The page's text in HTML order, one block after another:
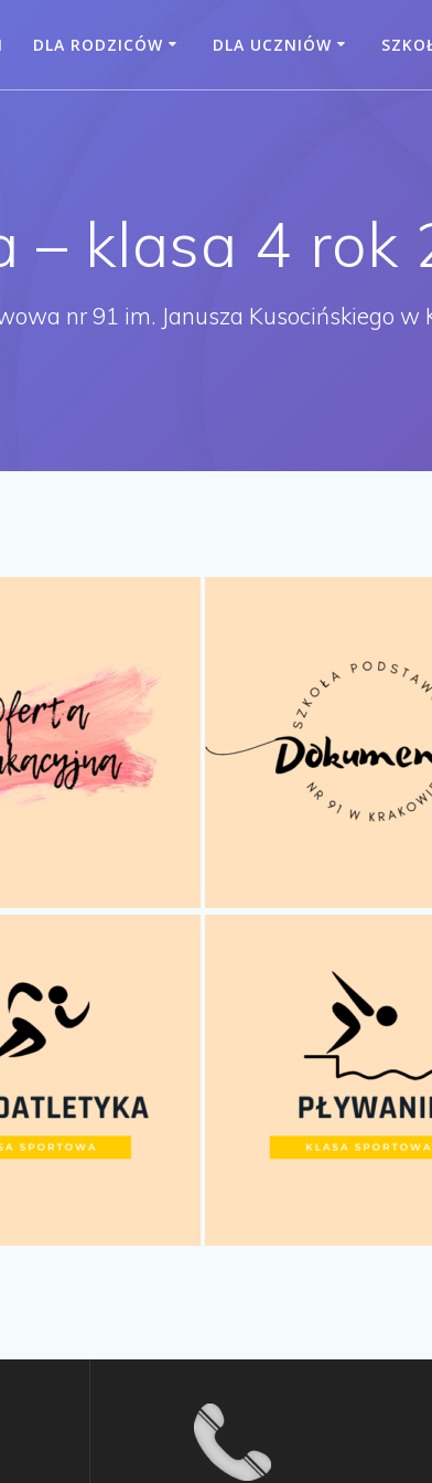
DLA RODZICÓW DLA UCZNIÓW
– klasa 4 rok
nr 91 im. Janusza Kusocińskiego w